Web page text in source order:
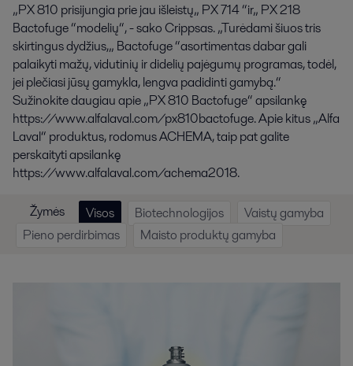
„PX 810 prisijungia prie jau išleistų„ PX 714 “ir„ PX 218
Bactofuge “modelių“, - sako Crippsas. „Turėdami šiuos tris
skirtingus dydžius,„ Bactofuge “asortimentas dabar gali
palaikyti mažų, vidutinių ir didelių pajėgumų programas, todėl,
jei plečiasi jūsų gamykla, lengva padidinti gamybą.“
Sužinokite daugiau apie „PX 810 Bactofuge“ apsilankę
https://www.alfalaval.com/px810bactofuge. Apie kitus „Alfa
Laval“ produktus, rodomus ACHEMA, taip pat galite
perskaityti apsilankę
https://www.alfalaval.com/achema2018.
Žymės Visos Biotechnologijos
Vaistų gamyba
Pieno perdirbimas
Maisto produktų gamyba